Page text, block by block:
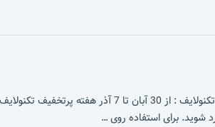
تکنولایف را از دست نده!
شوید. برای استفاده روی …